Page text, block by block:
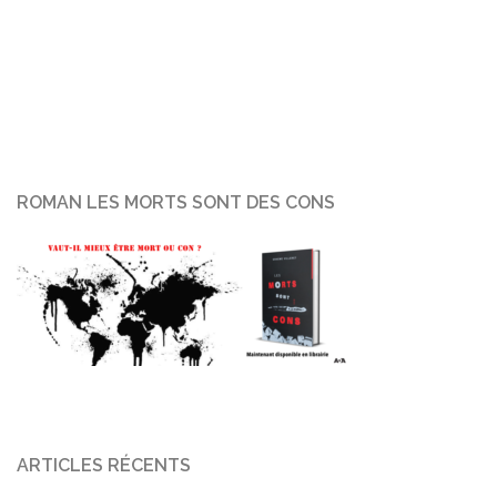
ROMAN LES MORTS SONT DES CONS
ARTICLES RÉCENTS